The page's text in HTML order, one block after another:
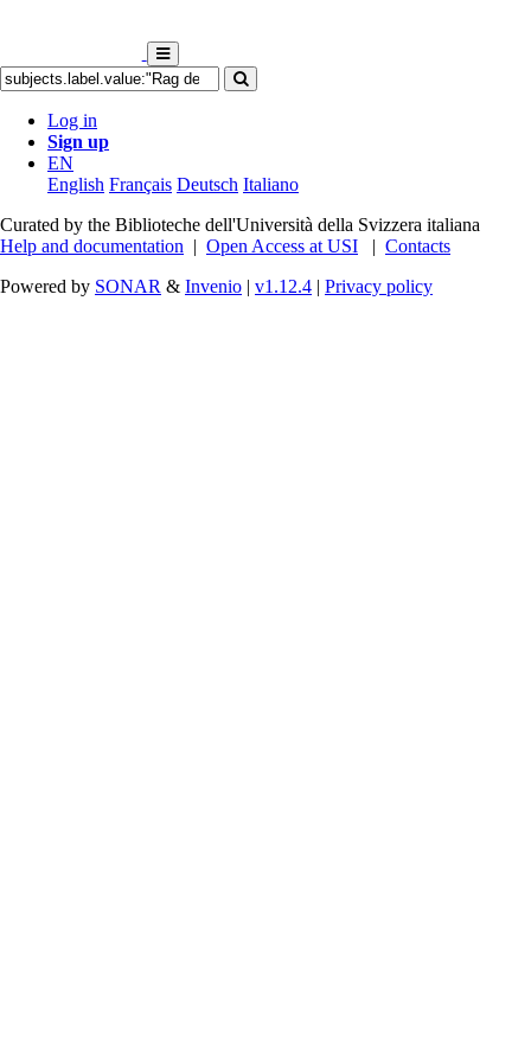
Log in
Sign up
EN
English Français Deutsch Italiano
Curated by the Biblioteche dell'Università della Svizzera italiana
Help and documentation | Open Access at USI | Contacts
Powered by SONAR & Invenio | v1.12.4 | Privacy policy